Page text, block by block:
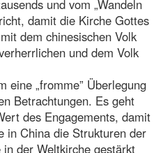
und vom „Wandeln
damit die Kirche Gottes
dem chinesischen Volk
und dem Volk
eine „fromme” Überlegung
Betrachtungen. Es geht
des Engagements, damit
in China die Strukturen der
der Weltkirche gestärkt